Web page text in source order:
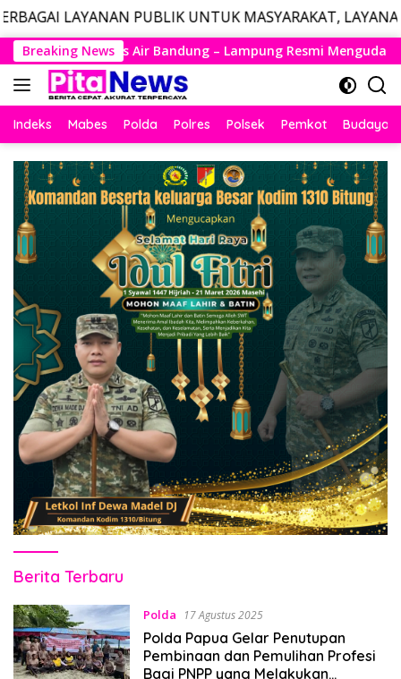
PUBLIK UNTUK MASYARAKAT, LAYANAN DARURAT
Langsung
ke
konten
Breaking News
– Lampung Resmi Mengudara, Husein Kembali Layani Rute
Indeks Mabes Polda Polres Polsek Pemkot Budaya
Pitanews.com
Berita Terbaru
Polda 17 Agustus 2025
Polda Papua Gelar Penutupan
Pembinaan dan Pemulihan Profesi
Bagi PNPP yang Melakukan